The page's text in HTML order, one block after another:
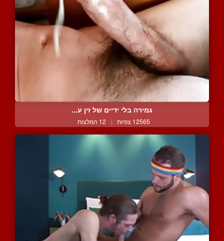
גמירה בלי ידיים של זין ע...
12565 צפיות | 12 המלצות